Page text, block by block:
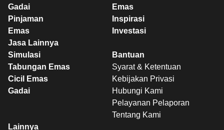
Gadai
Pinjaman
Emas
Jasa Lainnya
Emas
Inspirasi
Investasi
Simulasi
Tabungan Emas
Cicil Emas
Gadai
Bantuan
Syarat & Ketentuan
Kebijakan Privasi
Hubungi Kami
Pelayanan Pelaporan
Tentang Kami
Lainnya